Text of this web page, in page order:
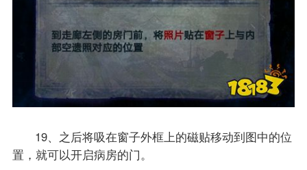
19、之后将吸在窗子外框上的磁贴移动到图中的位
置，就可以开启病房的门。